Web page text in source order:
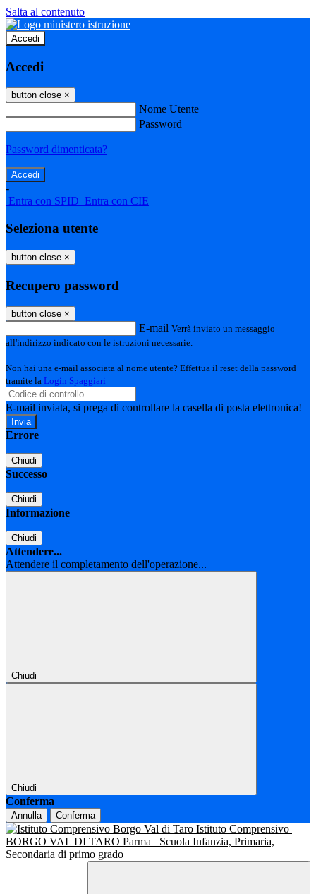
Salta al contenuto
Accedi
Accedi
button close ×
Nome Utente
Password
Password dimenticata?
-
Entra con SPID Entra con CIE
Seleziona utente
button close ×
Recupero password
button close ×
E-mail Verrà inviato un messaggio
all'indirizzo indicato con le istruzioni necessarie.
Non hai una e-mail associata al nome utente? Effettua il reset della password
tramite la Login Spaggiari
E-mail inviata, si prega di controllare la casella di posta elettronica!
Errore
Chiudi
Successo
Chiudi
Informazione
Chiudi
Attendere...
Attendere il completamento dell'operazione...
Chiudi
Chiudi
Conferma
Annulla Conferma
Istituto Comprensivo
BORGO VAL DI TARO Parma
Scuola Infanzia, Primaria,
Secondaria di primo grado